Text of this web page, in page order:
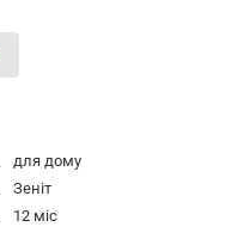
для дому
Зеніт
12 міс